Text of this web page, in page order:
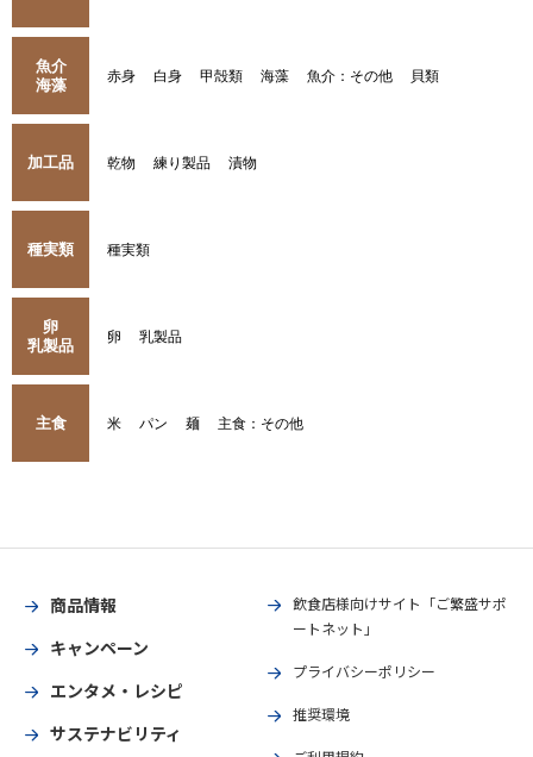
魚介
海藻
赤身 白身 甲殻類 海藻 魚介：その他 貝類
加工品 乾物 練り製品 漬物
種実類 種実類
卵
乳製品
卵 乳製品
主食 米 パン 麺 主食：その他
商品情報
キャンペーン
エンタメ・レシピ
サステナビリティ
飲食店様向けサイト「ご繁盛サポ
ートネット」
プライバシーポリシー
推奨環境